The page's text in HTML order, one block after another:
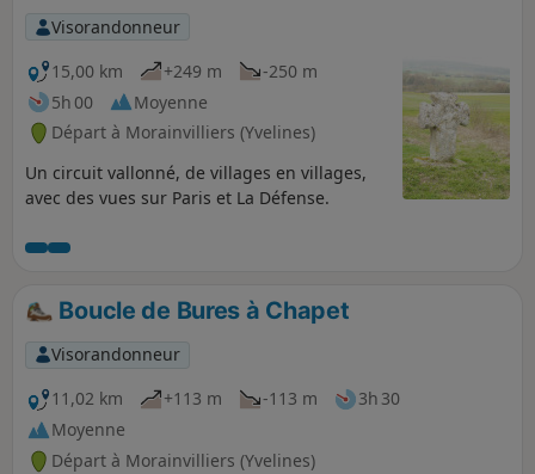
Visorandonneur
15,00 km
+249 m
-250 m
5h 00
Moyenne
Départ à Morainvilliers (Yvelines)
Un circuit vallonné, de villages en villages,
avec des vues sur Paris et La Défense.
Boucle de Bures à Chapet
Visorandonneur
11,02 km
+113 m -113 m
3h 30
Moyenne
Départ à Morainvilliers (Yvelines)